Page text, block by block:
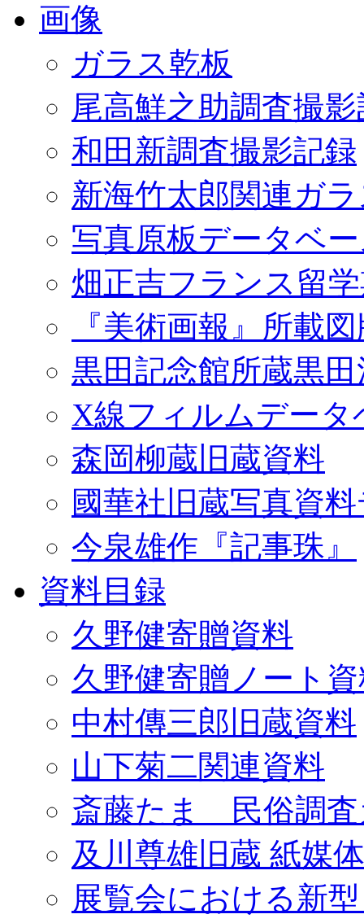
画像
ガラス乾板
尾高鮮之助調査撮
和田新調査撮影記録
新海竹太郎関連ガ
写真原板データベ
畑正吉フランス留
『美術画報』所載
黒田記念館所蔵黒
X線フィルムデータ
森岡柳蔵旧蔵資料
國華社旧蔵写真資
今泉雄作『記事珠』
資料目録
久野健寄贈資料
久野健寄贈ノート
中村傳三郎旧蔵資料
山下菊二関連資料
斎藤たま 民俗調査
及川尊雄旧蔵 紙媒
展覧会における新